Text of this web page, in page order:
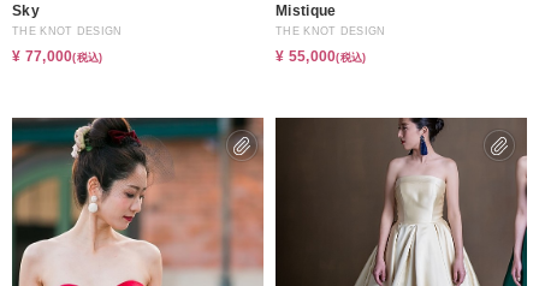
Sky
THE KNOT DESIGN
¥ 77,000(税込)
Mistique
THE KNOT DESIGN
¥ 55,000(税込)